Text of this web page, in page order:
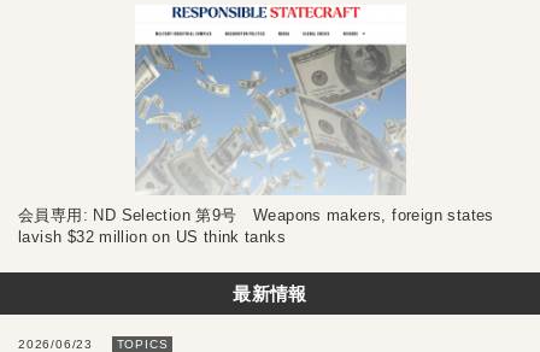
会員専用: ND Selection 第9号 Weapons makers, foreign states
lavish $32 million on US think tanks
最新情報
2026/06/23 TOPICS